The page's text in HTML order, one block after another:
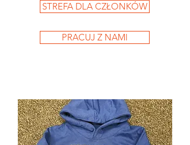
STREFA DLA CZŁONKÓW
PRACUJ Z NAMI